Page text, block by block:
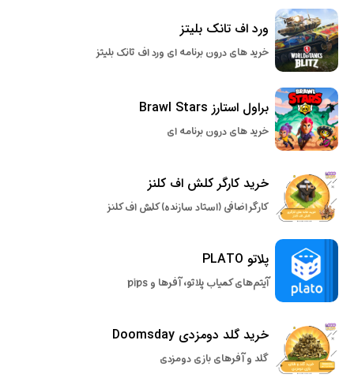
ورد اف تانک بلیتز
خرید های درون برنامه ای ورد اف تانک بلیتز
براول استارز Brawl Stars
خرید های درون برنامه ای
خرید کارگر کلش اف کلنز
کارگر اضافی (استاد سازنده) کلش اف کلنز
پلاتو PLATO
آیتم‌های کمیاب پلاتو، آفرها و pips
خرید گلد دومزدی Doomsday
گلد و آفرهای بازی دومزدی